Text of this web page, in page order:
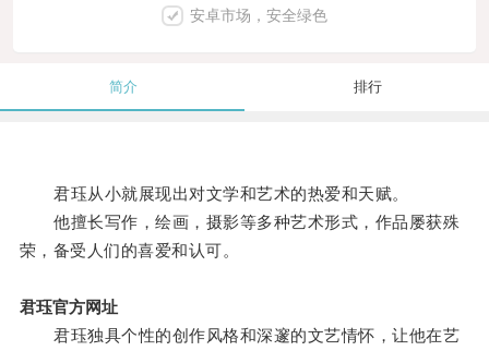
安卓市场，安全绿色
简介 排行
君珏从小就展现出对文学和艺术的热爱和天赋。
他擅长写作，绘画，摄影等多种艺术形式，作品屡获殊
荣，备受人们的喜爱和认可。
君珏官方网址
君珏独具个性的创作风格和深邃的文艺情怀，让他在艺